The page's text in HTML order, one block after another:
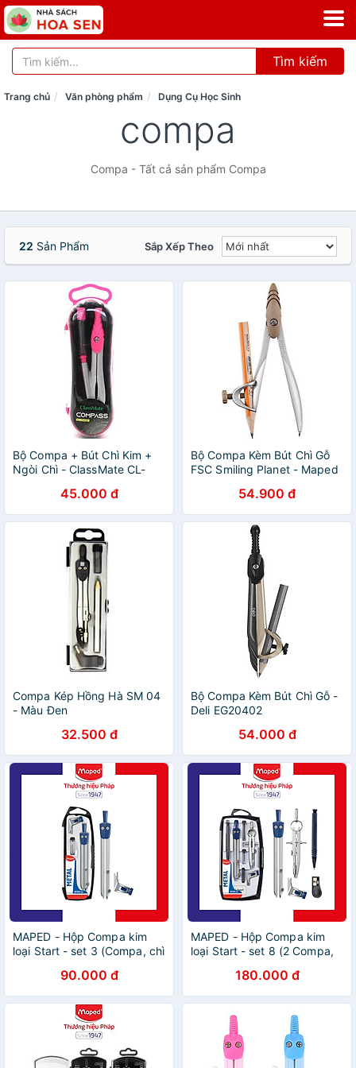
Tìm kiếm
Trang chủ Văn phòng phẩm Dụng Cụ Học Sinh
compa
Compa - Tất cả sản phẩm Compa
22 Sản Phẩm Sắp Xếp Theo
Bộ Compa + Bút Chì Kim +
Ngòi Chì - ClassMate CL-
45.000 đ
Bộ Compa Kèm Bút Chì Gỗ
FSC Smiling Planet - Maped
54.900 đ
Compa Kép Hồng Hà SM 04
- Màu Đen
32.500 đ
Bộ Compa Kèm Bút Chì Gỗ -
Deli EG20402
54.000 đ
MAPED - Hộp Compa kim
loại Start - set 3 (Compa, chì
90.000 đ
MAPED - Hộp Compa kim
loại Start - set 8 (2 Compa,
ruột chì, ruột chì Compa,
ruột chì bấm)
180.000 đ